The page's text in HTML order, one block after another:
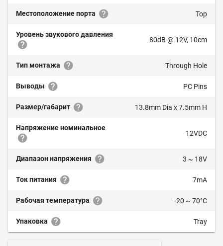
Местоположение порта Top
Уровень звукового давления
80dB @ 12V, 10cm
Тип монтажа Through Hole
Выводы PC Pins
Размер/габарит 13.8mm Dia x 7.5mm H
Напряжение номинальное
12VDC
Диапазон напряжения 3 ~ 18V
Ток питания 7mA
Рабочая температура -20 ~ 70°C
Упаковка Tray